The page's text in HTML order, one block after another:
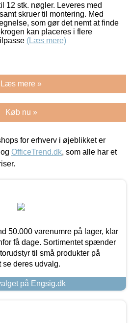
12 stk. nøgler. Leveres med
skruer til montering. Med
som gør det nemt at finde
kan placeres i flere
(Læs mere)
Læs mere »
Køb nu »
for erhverv i øjeblikket er
og OfficeTrend.dk, som alle har et
50.000 varenumre på lager, klar
få dage. Sortimentet spænder
til små produkter på
se deres udvalg.
på Engsig.dk